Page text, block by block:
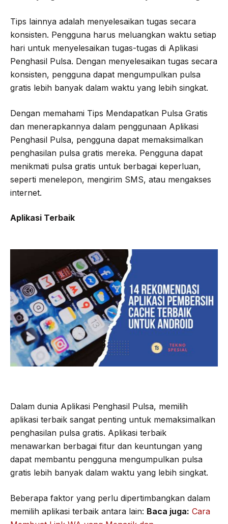
Tips lainnya adalah menyelesaikan tugas secara
konsisten. Pengguna harus meluangkan waktu setiap
hari untuk menyelesaikan tugas-tugas di Aplikasi
Penghasil Pulsa. Dengan menyelesaikan tugas secara
konsisten, pengguna dapat mengumpulkan pulsa
gratis lebih banyak dalam waktu yang lebih singkat.
Dengan memahami Tips Mendapatkan Pulsa Gratis
dan menerapkannya dalam penggunaan Aplikasi
Penghasil Pulsa, pengguna dapat memaksimalkan
penghasilan pulsa gratis mereka. Pengguna dapat
menikmati pulsa gratis untuk berbagai keperluan,
seperti menelepon, mengirim SMS, atau mengakses
internet.
Aplikasi Terbaik
Dalam dunia Aplikasi Penghasil Pulsa, memilih
aplikasi terbaik sangat penting untuk memaksimalkan
penghasilan pulsa gratis. Aplikasi terbaik
menawarkan berbagai fitur dan keuntungan yang
dapat membantu pengguna mengumpulkan pulsa
gratis lebih banyak dalam waktu yang lebih singkat.
Beberapa faktor yang perlu dipertimbangkan dalam
memilih aplikasi terbaik antara lain: Baca juga: Cara